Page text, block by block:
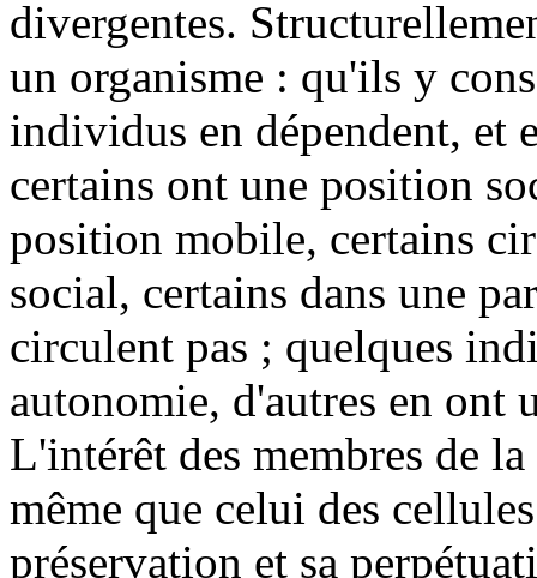
divergentes.
un organisme : qu'ils y
individus en dépendent, et
certains ont une position
position mobile, certains
social, certains dans une
circulent pas ; quelques
autonomie, d'autres en ont
L'intérêt des membres de
même que celui des
préservation et sa